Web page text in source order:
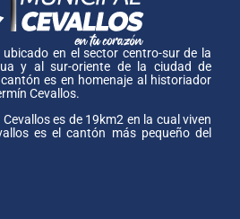
en el sector centro-sur de la
y al sur-oriente de la ciudad de
es en homenaje al historiador
Cevallos.
es de 19km2 en la cual viven
es el cantón más pequeño del